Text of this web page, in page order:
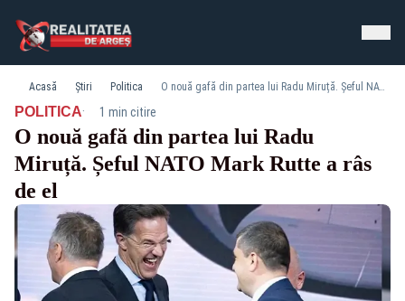
Acasă Știri Politica O nouă gafă din partea lui Radu Miruță. Șeful NATO Mark Rutte a râs de el
POLITICA· 1 min citire
O nouă gafă din partea lui Radu
Miruță. Șeful NATO Mark Rutte a râs
de el